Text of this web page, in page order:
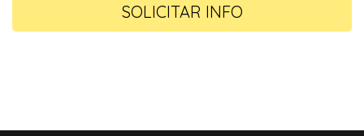
SOLICITAR INFO